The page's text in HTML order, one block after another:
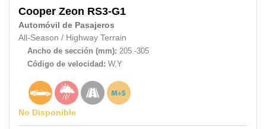
Cooper Zeon RS3-G1
Automóvil de Pasajeros
All-Season / Highway Terrain
Ancho de sección (mm): 205 -305
Código de velocidad: W,Y
No Disponible